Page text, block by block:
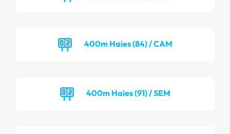
400m Haies (84) / CAM
400m Haies (91) / SEM